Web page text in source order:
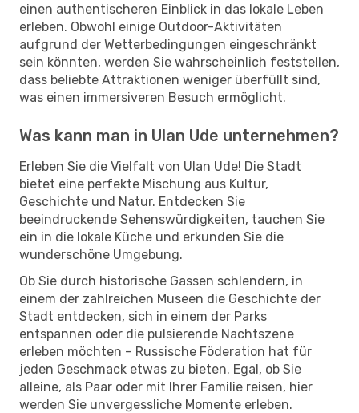
einen authentischeren Einblick in das lokale Leben
erleben. Obwohl einige Outdoor-Aktivitäten
aufgrund der Wetterbedingungen eingeschränkt
sein könnten, werden Sie wahrscheinlich feststellen,
dass beliebte Attraktionen weniger überfüllt sind,
was einen immersiveren Besuch ermöglicht.
Was kann man in Ulan Ude unternehmen?
Erleben Sie die Vielfalt von Ulan Ude! Die Stadt
bietet eine perfekte Mischung aus Kultur,
Geschichte und Natur. Entdecken Sie
beeindruckende Sehenswürdigkeiten, tauchen Sie
ein in die lokale Küche und erkunden Sie die
wunderschöne Umgebung.
Ob Sie durch historische Gassen schlendern, in
einem der zahlreichen Museen die Geschichte der
Stadt entdecken, sich in einem der Parks
entspannen oder die pulsierende Nachtszene
erleben möchten – Russische Föderation hat für
jeden Geschmack etwas zu bieten. Egal, ob Sie
alleine, als Paar oder mit Ihrer Familie reisen, hier
werden Sie unvergessliche Momente erleben.